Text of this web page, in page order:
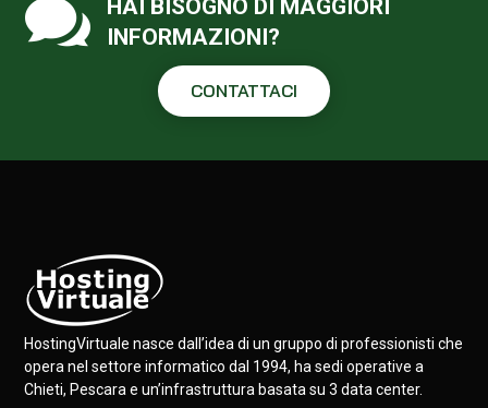

HAI BISOGNO DI MAGGIORI
INFORMAZIONI?
CONTATTACI
HostingVirtuale nasce dall’idea di un gruppo di professionisti che
opera nel settore informatico dal 1994, ha sedi operative a
Chieti, Pescara e un’infrastruttura basata su 3 data center.